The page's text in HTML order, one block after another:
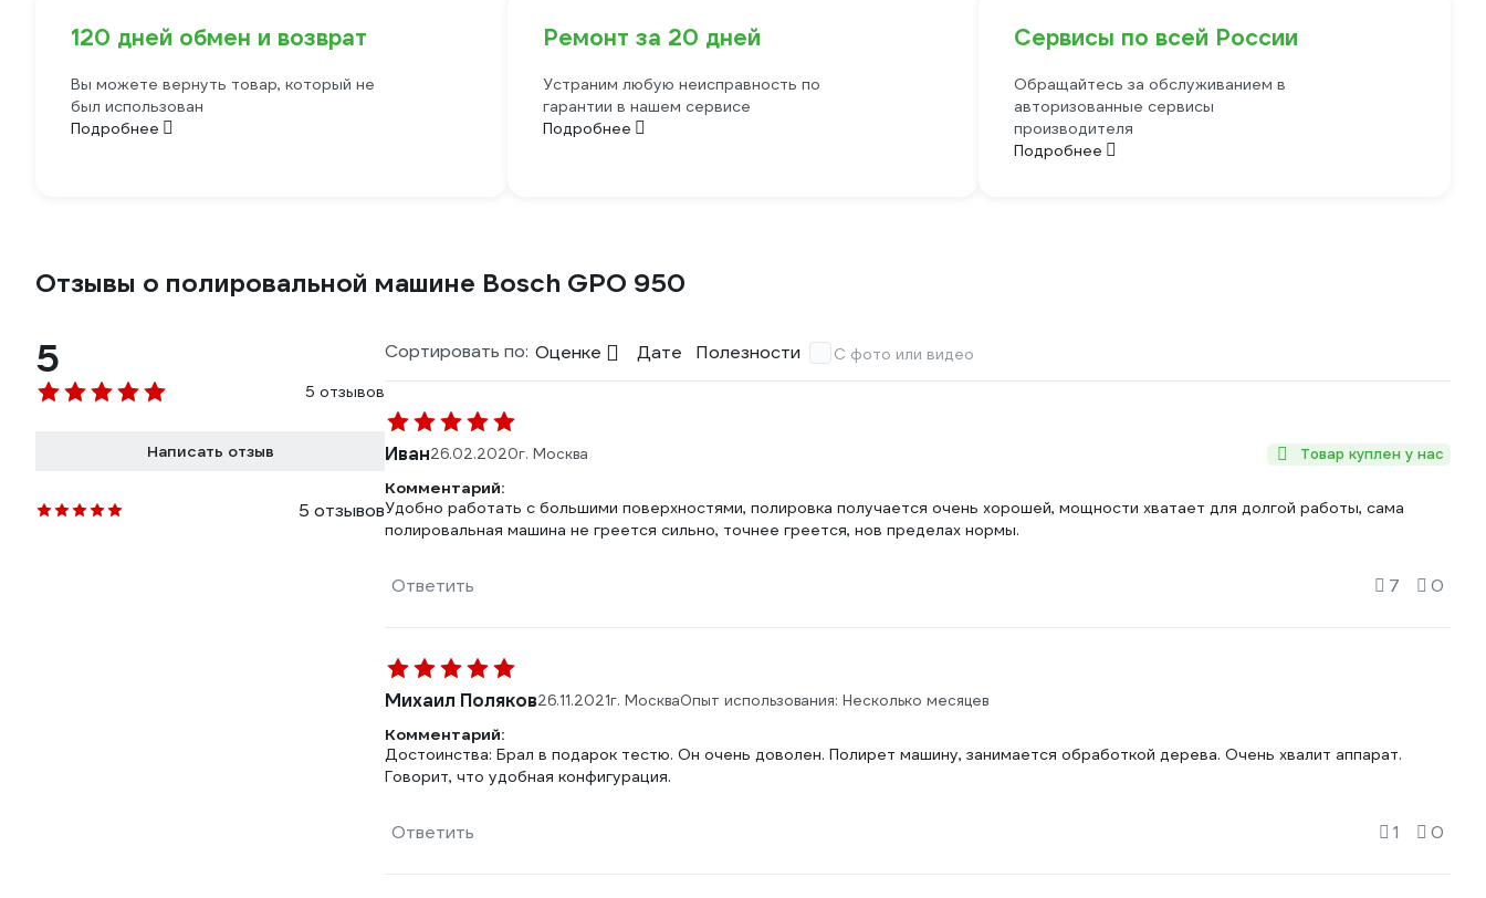
120 дней обмен и возврат
Вы можете вернуть товар, который не
был использован
Подробнее
Ремонт за 20 дней
Устраним любую неисправность по
гарантии в нашем сервисе
Подробнее
Сервисы по всей России
Обращайтесь за обслуживанием в
авторизованные сервисы
производителя
Подробнее
Отзывы о полировальной машине Bosch GPO 950
5
5 отзывов
Написать отзыв
5 отзывов
Сортировать по: Оценке Дате Полезности С фото или видео
Иван26.02.2020г. Москва Товар куплен у нас
Комментарий:
Удобно работать с большими поверхностями, полировка получается очень хорошей, мощности хватает для долгой работы, сама
полировальная машина не греется сильно, точнее греется, нов пределах нормы.
Ответить 7 0
Михаил Поляков26.11.2021г. МоскваОпыт использования: Несколько месяцев
Комментарий:
Достоинства: Брал в подарок тестю. Он очень доволен. Полирет машину, занимается обработкой дерева. Очень хвалит аппарат.
Говорит, что удобная конфигурация.
Ответить 1 0